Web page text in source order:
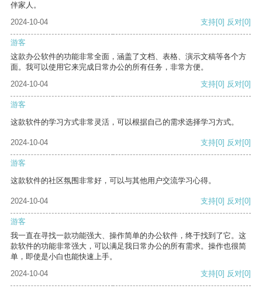
伴家人。
2024-10-04
支持[0] 反对[0]
游客
这款办公软件的功能非常全面，涵盖了文档、表格、演示文稿等各个方
面。我可以使用它来完成日常办公的所有任务，非常方便。
2024-10-04
支持[0] 反对[0]
游客
这款软件的学习方式非常灵活，可以根据自己的需求选择学习方式。
2024-10-04 支持[0] 反对[0]
游客
这款软件的社区氛围非常好，可以与其他用户交流学习心得。
2024-10-04 支持[0] 反对[0]
游客
我一直在寻找一款功能强大、操作简单的办公软件，终于找到了它。这
款软件的功能非常强大，可以满足我日常办公的所有需求。操作也很简
单，即使是小白也能快速上手。
2024-10-04
支持[0] 反对[0]